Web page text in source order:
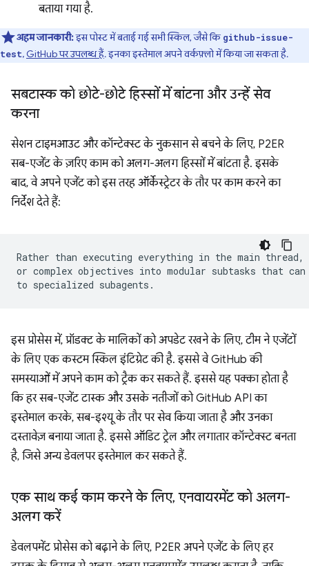
बताया गया है.
अहम जानकारी:इस पोस्ट में बताई गई सभी स्किल, जैसे कि github-issue-
test, GitHub पर उपलब्ध हैं. इनका इस्तेमाल अपने वर्कफ़्लो में किया जा सकता है.
सबटास्क को छोटे-छोटे हिस्सों में बांटना और उन्हें सेव
करना
सेशन टाइमआउट और कॉन्टेक्स्ट के नुकसान से बचने के लिए, P2ER
सब-एजेंट के ज़रिए काम को अलग-अलग हिस्सों में बांटता है. इसके
बाद, वे अपने एजेंट को इस तरह ऑर्केस्ट्रेटर के तौर पर काम करने का
निर्देश देते हैं:
Rather than executing everything in the main thread,
or complex objectives into modular subtasks that can
इस प्रोसेस में, प्रॉडक्ट के मालिकों को अपडेट रखने के लिए, टीम ने एजेंटों
के लिए एक कस्टम स्किल इंटिग्रेट की है. इससे वे GitHub की
समस्याओं में अपने काम को ट्रैक कर सकते हैं. इससे यह पक्का होता है
कि हर सब-एजेंट टास्क और उसके नतीजों को GitHub API का
इस्तेमाल करके, सब-इश्यू के तौर पर सेव किया जाता है और उनका
दस्तावेज़ बनाया जाता है. इससे ऑडिट ट्रेल और लगातार कॉन्टेक्स्ट बनता
है, जिसे अन्य डेवलपर इस्तेमाल कर सकते हैं.
एक साथ कई काम करने के लिए, एनवायरमेंट को अलग-
अलग करें
डेवलपमेंट प्रोसेस को बढ़ाने के लिए, P2ER अपने एजेंट के लिए हर